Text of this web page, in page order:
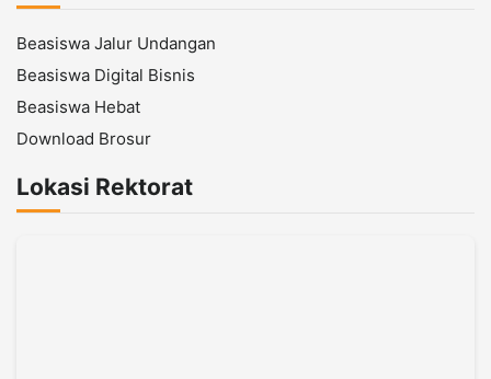
Beasiswa Jalur Undangan
Beasiswa Digital Bisnis
Beasiswa Hebat
Download Brosur
Lokasi Rektorat